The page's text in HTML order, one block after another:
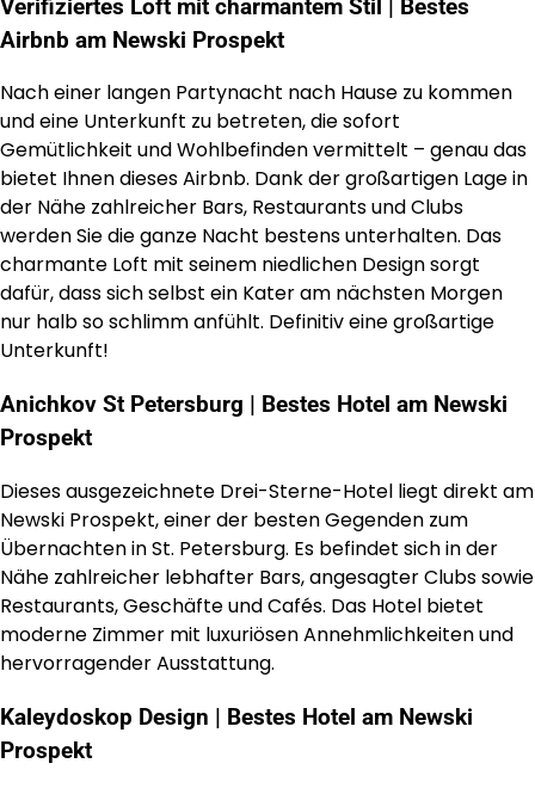
Verifiziertes Loft mit charmantem Stil | Bestes
Airbnb am Newski Prospekt
Nach einer langen Partynacht nach Hause zu kommen
und eine Unterkunft zu betreten, die sofort
Gemütlichkeit und Wohlbefinden vermittelt – genau das
bietet Ihnen dieses Airbnb. Dank der großartigen Lage in
der Nähe zahlreicher Bars, Restaurants und Clubs
werden Sie die ganze Nacht bestens unterhalten. Das
charmante Loft mit seinem niedlichen Design sorgt
dafür, dass sich selbst ein Kater am nächsten Morgen
nur halb so schlimm anfühlt. Definitiv eine großartige
Unterkunft!
Anichkov St Petersburg | Bestes Hotel am Newski
Prospekt
Dieses ausgezeichnete Drei-Sterne-Hotel liegt direkt am
Newski Prospekt, einer der besten Gegenden zum
Übernachten in St. Petersburg. Es befindet sich in der
Nähe zahlreicher lebhafter Bars, angesagter Clubs sowie
Restaurants, Geschäfte und Cafés. Das Hotel bietet
moderne Zimmer mit luxuriösen Annehmlichkeiten und
hervorragender Ausstattung.
Kaleydoskop Design | Bestes Hotel am Newski
Prospekt